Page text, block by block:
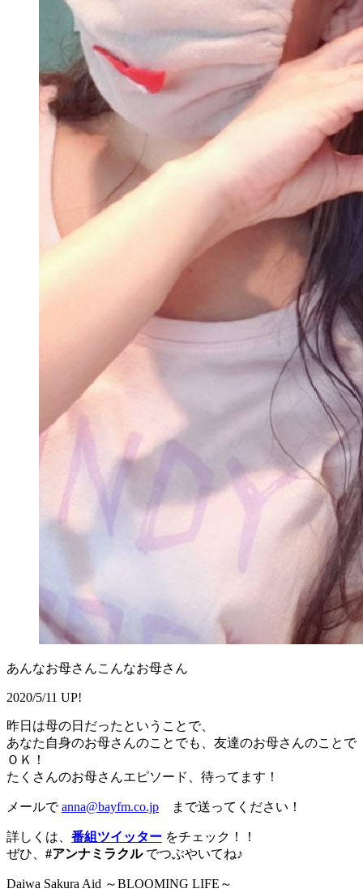
あんなお母さんこんなお母さん
2020/5/11 UP!
昨日は母の日だったということで、
あなた自身のお母さんのことでも、友達のお母さんのことで
ＯＫ！
たくさんのお母さんエピソード、待ってます！
メールでanna@bayfm.co.jp まで送ってください！
詳しくは、 番組ツイッター をチェック！！
ぜひ、 #アンナミラクルでつぶやいてね♪
Daiwa Sakura Aid ～BLOOMING LIFE～